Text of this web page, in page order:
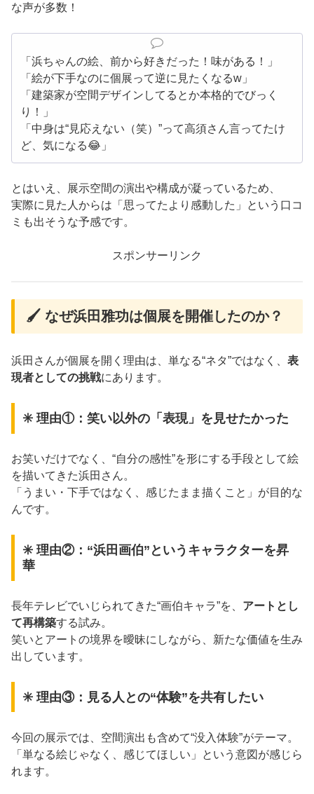
な声が多数！
「浜ちゃんの絵、前から好きだった！味がある！」
「絵が下手なのに個展って逆に見たくなるw」
「建築家が空間デザインしてるとか本格的でびっく
り！」
「中身は“見応えない（笑）”って高須さん言ってたけ
ど、気になる😂」
とはいえ、展示空間の演出や構成が凝っているため、
実際に見た人からは「思ってたより感動した」という口コ
ミも出そうな予感です。
スポンサーリンク
🖌 なぜ浜田雅功は個展を開催したのか？
浜田さんが個展を開く理由は、単なる“ネタ”ではなく、 表
現者としての挑戦にあります。
✳️ 理由①：笑い以外の「表現」を見せたかった
お笑いだけでなく、“自分の感性”を形にする手段として絵
を描いてきた浜田さん。
「うまい・下手ではなく、感じたまま描くこと」が目的な
んです。
✳️ 理由②：“浜田画伯”というキャラクターを昇
華
長年テレビでいじられてきた“画伯キャラ”を、 アートとし
て再構築する試み。
笑いとアートの境界を曖昧にしながら、新たな価値を生み
出しています。
✳️ 理由③：見る人との“体験”を共有したい
今回の展示では、空間演出も含めて“没入体験”がテーマ。
「単なる絵じゃなく、感じてほしい」という意図が感じら
れます。